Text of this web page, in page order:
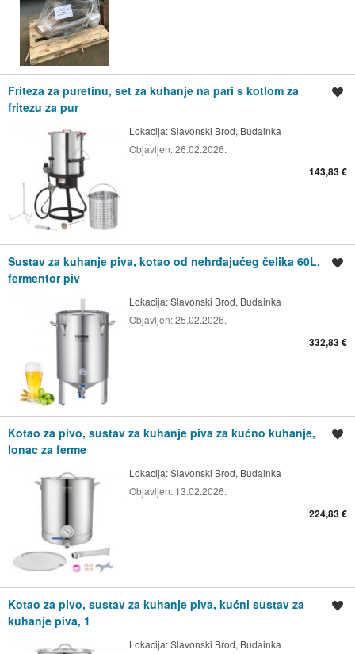
Friteza za puretinu, set za kuhanje na pari s kotlom za
fritezu za pur
Lokacija:Slavonski Brod, Budainka
Objavljen:26.02.2026.
143,83 €
Sustav za kuhanje piva, kotao od nehrđajućeg čelika 60L,
fermentor piv
Lokacija:Slavonski Brod, Budainka
Objavljen:25.02.2026.
332,83 €
Kotao za pivo, sustav za kuhanje piva za kućno kuhanje,
lonac za ferme
Lokacija:Slavonski Brod, Budainka
Objavljen: 13.02.2026.
224,83 €
Kotao za pivo, sustav za kuhanje piva, kućni sustav za
kuhanje piva, 1
Lokacija:Slavonski Brod, Budainka